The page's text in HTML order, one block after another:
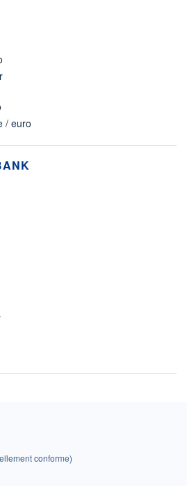
/ euro
conforme)